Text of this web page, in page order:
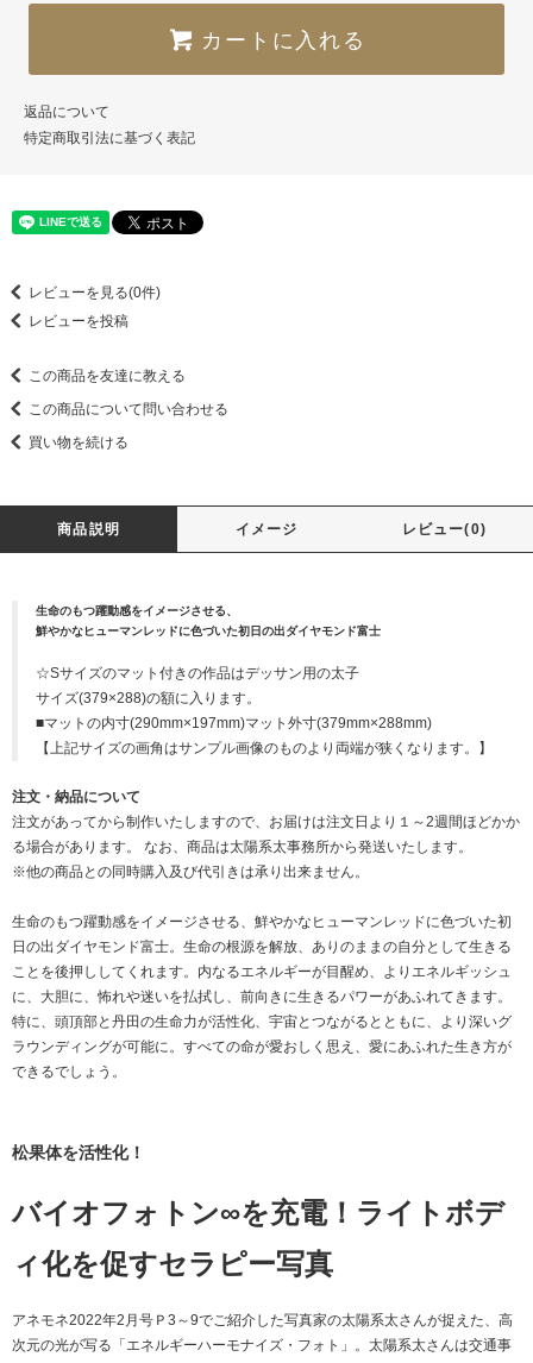
カートに入れる
返品について
特定商取引法に基づく表記
レビューを見る(0件)
レビューを投稿
この商品を友達に教える
この商品について問い合わせる
買い物を続ける
商品説明 イメージ レビュー(0)
生命のもつ躍動感をイメージさせる、
鮮やかなヒューマンレッドに色づいた初日の出ダイヤモンド富士
☆Sサイズのマット付きの作品はデッサン用の太子
サイズ(379×288)の額に入ります。
■マットの内寸(290mm×197mm)マット外寸(379mm×288mm)
【上記サイズの画角はサンプル画像のものより両端が狭くなります。】
注文・納品について
注文があってから制作いたしますので、お届けは注文日より１～2週間ほどかか
る場合があります。 なお、商品は太陽系太事務所から発送いたします。
※他の商品との同時購入及び代引きは承り出来ません。
生命のもつ躍動感をイメージさせる、鮮やかなヒューマンレッドに色づいた初
日の出ダイヤモンド富士。生命の根源を解放、ありのままの自分として生きる
ことを後押ししてくれます。内なるエネルギーが目醒め、よりエネルギッシュ
に、大胆に、怖れや迷いを払拭し、前向きに生きるパワーがあふれてきます。
特に、頭頂部と丹田の生命力が活性化、宇宙とつながるとともに、より深いグ
ラウンディングが可能に。すべての命が愛おしく思え、愛にあふれた生き方が
できるでしょう。
松果体を活性化！
バイオフォトン∞を充電！ライトボデ
ィ化を促すセラピー写真
アネモネ2022年2月号Ｐ3～9でご紹介した写真家の太陽系太さんが捉えた、高
次元の光が写る「エネルギーハーモナイズ・フォト」。太陽系太さんは交通事